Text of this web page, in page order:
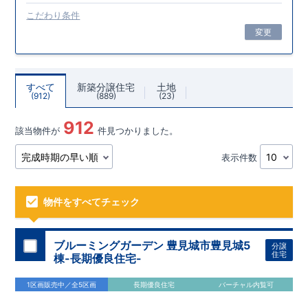
こだわり条件
変更
すべて
912
新築分譲住宅
889
土地
23
該当物件が 912 件見つかりました。
表示件数
物件をすべてチェック
ブルーミングガーデン 豊見城市豊見城5
棟-長期優良住宅-
分譲
住宅
1区画販売中／全5区画 長期優良住宅 バーチャル内覧可